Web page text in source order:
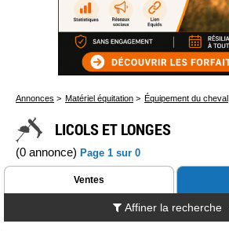
Annonces > Matériel équitation > Équipement du cheval
LICOLS ET LONGES
(0 annonce) Page 1 sur 0
Ventes
Affiner la recherche